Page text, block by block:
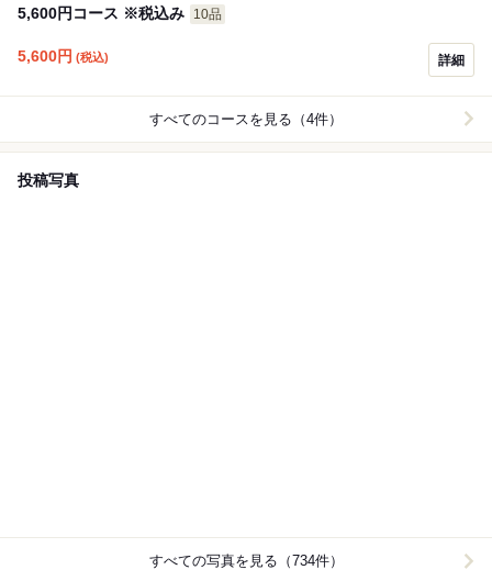
5,600円コース ※税込み 10品
5,600円 (税込) 詳細
すべてのコースを見る（4件）
投稿写真
すべての写真を見る（734件）